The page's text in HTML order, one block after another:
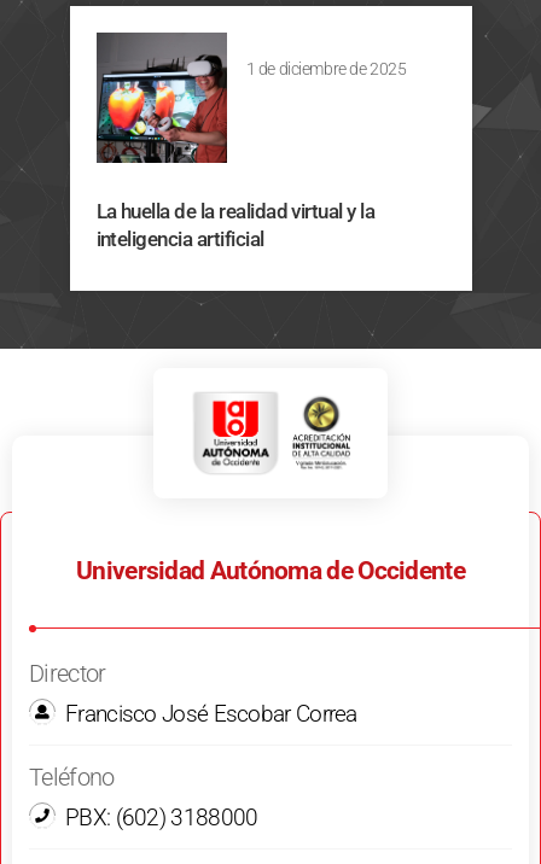
1 de diciembre de 2025
La huella de la realidad virtual y la
inteligencia artificial
Universidad Autónoma de Occidente
Director
Francisco José Escobar Correa
Teléfono
PBX: (602) 3188000